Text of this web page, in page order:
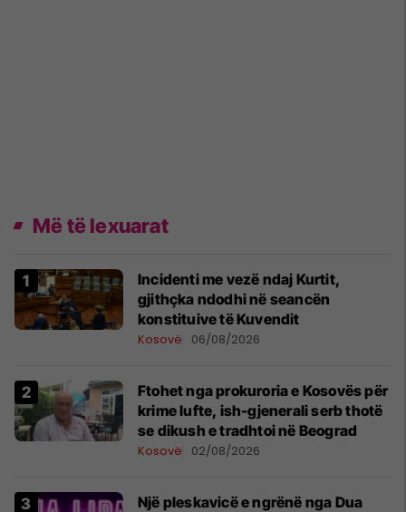
Më të lexuarat
Incidenti me vezë ndaj Kurtit,
gjithçka ndodhi në seancën
konstituive të Kuvendit
Kosovë 06/08/2026
Ftohet nga prokuroria e Kosovës për
krime lufte, ish-gjenerali serb thotë
se dikush e tradhtoi në Beograd
Kosovë 02/08/2026
Një pleskavicë e ngrënë nga Dua